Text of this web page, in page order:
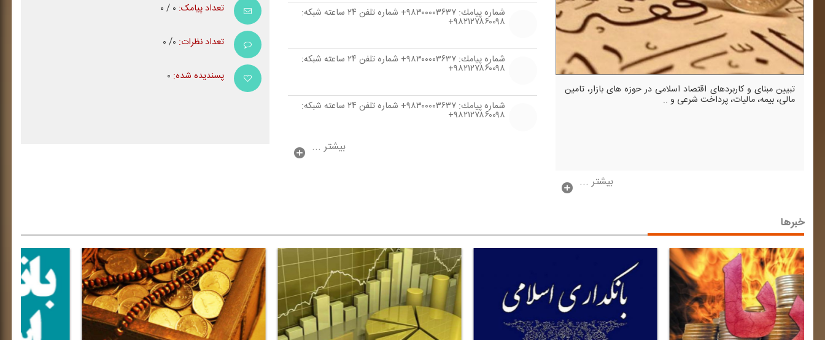
تبیین مبنای و كاربردهای اقتصاد اسلامی در حوزه های بازار، تامین
مالی، بیمه، مالیات، پرداخت شرعی و ..
بیشتر ...
شماره پیامك: ۹۸۳۰۰۰۰۳۶۳۷+ شماره تلفن ۲۴ ساعته شبكه:
۹۸۲۱۲۷۸۶۰۰۹۸+
شماره پیامك: ۹۸۳۰۰۰۰۳۶۳۷+ شماره تلفن ۲۴ ساعته شبكه:
۹۸۲۱۲۷۸۶۰۰۹۸+
شماره پیامك: ۹۸۳۰۰۰۰۳۶۳۷+ شماره تلفن ۲۴ ساعته شبكه:
۹۸۲۱۲۷۸۶۰۰۹۸+
بیشتر ...
تعداد پیامک:
تعداد نظرات:
پسندیده شده:
خبرها